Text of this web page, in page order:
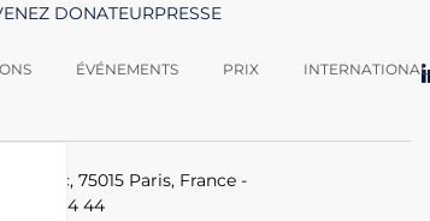
DONATEURPRESSE
ÉVÉNEMENTS PRIX INTERNATIONAL
Leblanc, 75015 Paris, France -
53 85 44 44